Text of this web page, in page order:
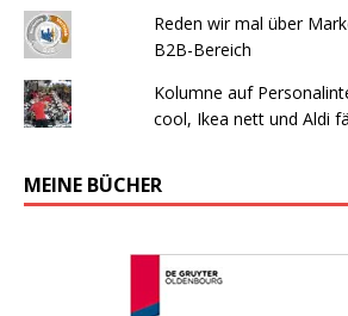
Reden wir mal über
B2B-Bereich
Kolumne auf
cool, Ikea nett und Aldi
MEINE BÜCHER